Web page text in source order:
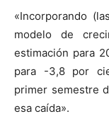
«Incorporando
modelo de
estimación para
para -3,8 por
primer semestre
esa caída».